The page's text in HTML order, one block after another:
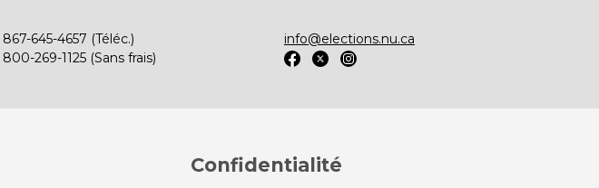
867-645-4657 (Téléc.)
800-269-1125 (Sans frais)
info@elections.nu.ca
Confidentialité